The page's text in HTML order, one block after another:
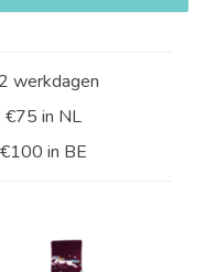
werkdagen
€75 in NL
in BE